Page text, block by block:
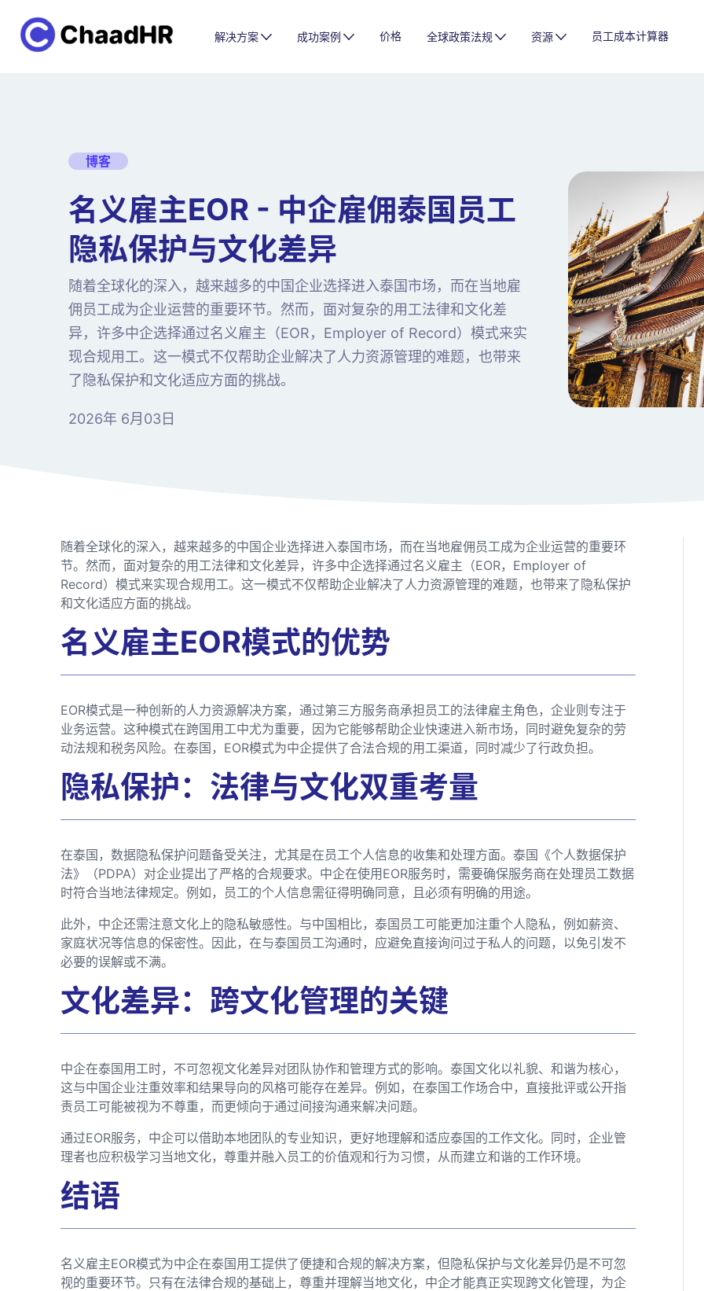
解决方案 成功案例 价格 全球政策法规 资源 员工成本计算器
博客
名义雇主EOR - 中企雇佣泰国员工
隐私保护与文化差异
随着全球化的深入，越来越多的中国企业选择进入泰国市场，而在当地雇
佣员工成为企业运营的重要环节。然而，面对复杂的用工法律和文化差
异，许多中企选择通过名义雇主（EOR，Employer of Record）模式来实
现合规用工。这一模式不仅帮助企业解决了人力资源管理的难题，也带来
了隐私保护和文化适应方面的挑战。
2026年 6月03日
随着全球化的深入，越来越多的中国企业选择进入泰国市场，而在当地雇佣员工成为企业运营的重要环
节。然而，面对复杂的用工法律和文化差异，许多中企选择通过名义雇主（EOR，Employer of
Record）模式来实现合规用工。这一模式不仅帮助企业解决了人力资源管理的难题，也带来了隐私保护
和文化适应方面的挑战。
名义雇主EOR模式的优势
EOR模式是一种创新的人力资源解决方案，通过第三方服务商承担员工的法律雇主角色，企业则专注于
业务运营。这种模式在跨国用工中尤为重要，因为它能够帮助企业快速进入新市场，同时避免复杂的劳
动法规和税务风险。在泰国，EOR模式为中企提供了合法合规的用工渠道，同时减少了行政负担。
隐私保护：法律与文化双重考量
在泰国，数据隐私保护问题备受关注，尤其是在员工个人信息的收集和处理方面。泰国《个人数据保护
法》（PDPA）对企业提出了严格的合规要求。中企在使用EOR服务时，需要确保服务商在处理员工数据
时符合当地法律规定。例如，员工的个人信息需征得明确同意，且必须有明确的用途。
此外，中企还需注意文化上的隐私敏感性。与中国相比，泰国员工可能更加注重个人隐私，例如薪资、
家庭状况等信息的保密性。因此，在与泰国员工沟通时，应避免直接询问过于私人的问题，以免引发不
必要的误解或不满。
文化差异：跨文化管理的关键
中企在泰国用工时，不可忽视文化差异对团队协作和管理方式的影响。泰国文化以礼貌、和谐为核心，
这与中国企业注重效率和结果导向的风格可能存在差异。例如，在泰国工作场合中，直接批评或公开指
责员工可能被视为不尊重，而更倾向于通过间接沟通来解决问题。
通过EOR服务，中企可以借助本地团队的专业知识，更好地理解和适应泰国的工作文化。同时，企业管
理者也应积极学习当地文化，尊重并融入员工的价值观和行为习惯，从而建立和谐的工作环境。
结语
名义雇主EOR模式为中企在泰国用工提供了便捷和合规的解决方案，但隐私保护与文化差异仍是不可忽
视的重要环节。只有在法律合规的基础上，尊重并理解当地文化，中企才能真正实现跨文化管理，为企